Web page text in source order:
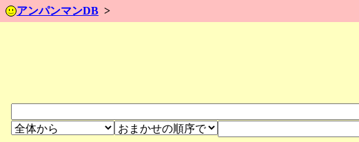
アンパンマンDB